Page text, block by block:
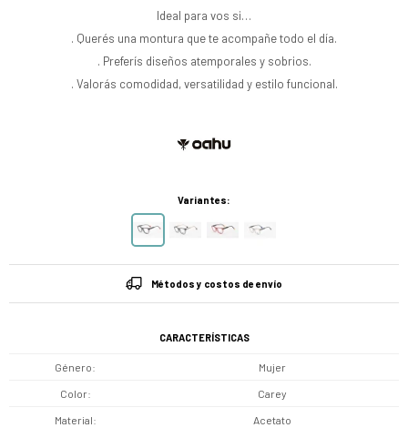
Ideal para vos si…
. Querés una montura que te acompañe todo el día.
. Preferís diseños atemporales y sobrios.
. Valorás comodidad, versatilidad y estilo funcional.
Variantes:
Métodos y costos de envío
CARACTERÍSTICAS
Género Mujer
Color Carey
Material Acetato